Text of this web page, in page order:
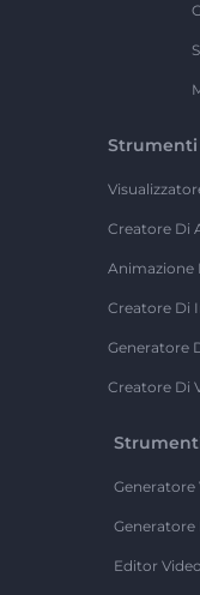
Strumenti
Creatore Di
Animazione
Creatore Di
Generatore
Creatore Di
Generatore
Generatore
Editor